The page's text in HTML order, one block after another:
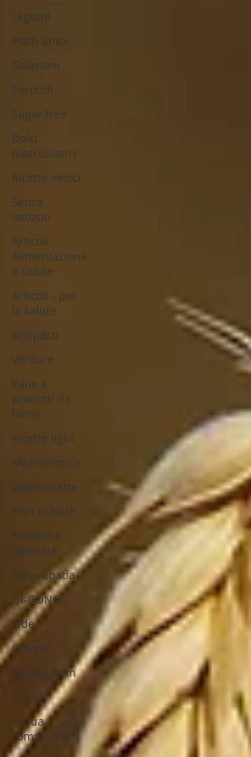
Legumi
Piatti unici
Colazioni
Secondi
Sugar free
Dolci
macrobiotici
Ricette veloci
Senza
lattosio
Articoli -
Alimentazione
e salute
Articoli - per
la salute
Antipasti
Verdure
Pane e
prodotti da
forno
Ricette light
Macrobiotica
Video ricette
Fiori di bach
Medicina
naturale
Naturopatia
QI-GONG
Video
Olismo
Ricette flash
Inizia
La tua
community